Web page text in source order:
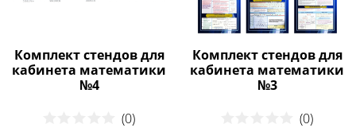
Комплект стендов для
кабинета математики
№4
(0)
Комплект стендов для
кабинета математики
№3
(0)